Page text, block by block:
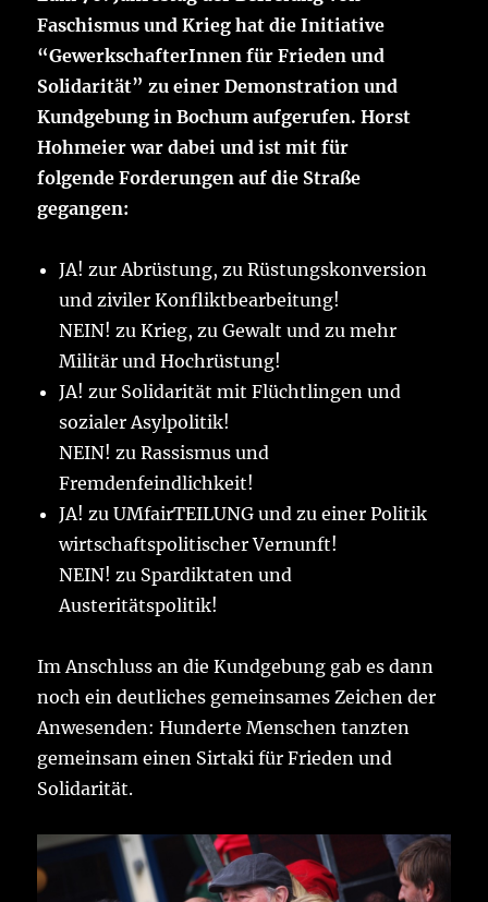
Faschismus und Krieg hat die Initiative
“GewerkschafterInnen für Frieden und
Solidarität” zu einer Demonstration und
Kundgebung in Bochum aufgerufen. Horst
Hohmeier war dabei und ist mit für
folgende Forderungen auf die Straße
gegangen:
JA! zur Abrüstung, zu Rüstungskonversion
und ziviler Konfliktbearbeitung!
NEIN! zu Krieg, zu Gewalt und zu mehr
Militär und Hochrüstung!
JA! zur Solidarität mit Flüchtlingen und
sozialer Asylpolitik!
NEIN! zu Rassismus und
Fremdenfeindlichkeit!
JA! zu UMfairTEILUNG und zu einer Politik
wirtschaftspolitischer Vernunft!
NEIN! zu Spardiktaten und
Austeritätspolitik!
Im Anschluss an die Kundgebung gab es dann
noch ein deutliches gemeinsames Zeichen der
Anwesenden: Hunderte Menschen tanzten
gemeinsam einen Sirtaki für Frieden und
Solidarität.